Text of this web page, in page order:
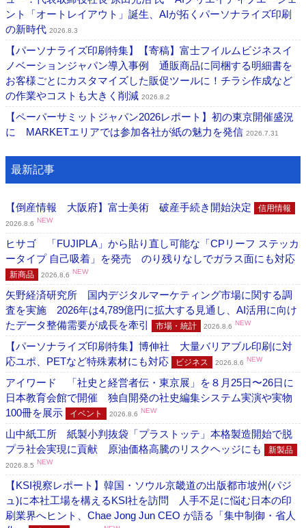
ント「オートレイアウト」誕生、AIが拓くパーソナライズ印刷
の新時代 2026.8.3
【パーソナライズ印刷特集】【寄稿】富士フイルムビジネスイ
ノベーションジャパン導入事例 通販商品に同梱する明細書を
お客様ごとにカスタマイズした販促ツールに！チラシ作成など
の作業やコストも大きく削減 2026.8.2
【ペーパーサミットジャパン2026レポート】初の東京開催盛況
に MARKETエリアでは参加各社が紙の魅力を発信 2026.7.31
最新記事
【倒産情報 大阪府】富士美術 破産手続き開始決定 信用情報
2026.8.6 NEW
ヒサゴ 「FUJIPLA」から貼り直し可能な「CPリーフ ステッカ
ータイプ 自己吸着」を発売 のり残りなしでガラス面にも対応
新商品 2026.8.6 NEW
矢野経済研究所 国内デジタルマーケティング市場に関する調
査を実施 2026年は4,789億円に拡大する見通し、AI活用に向け
たデータ整備需要が成長を牽引
市場・統計 2026.8.6 NEW
【パーソナライズ印刷特集】博伸社 大量バリアブル印刷に対
応ユポ、PETなど特殊素材にも対応
ビジネス 2026.8.6 NEW
アイワード 「社史と経営者伝・東京展」を８月25日〜26日に
日本教育会館で開催 独自開発の社史編集システム実演や実物
100冊を展示
イベント 2026.8.6 NEW
山中紙工所 紙製小判抜袋「プラストッテ」本格製造開始で脱
プラ社会実現に貢献 原油価格高騰のリスクヘッジにも
新製品
2026.8.5 NEW
【KSI視察レポート】韓国・ソウル京畿道の出版都市坡州(パジ
ュ)に本社工場を構えるKSI社を訪問 人手不足に悩む日本の印
刷業界へヒント、Chae Jong Jun CEO が語る「集中制御・省人